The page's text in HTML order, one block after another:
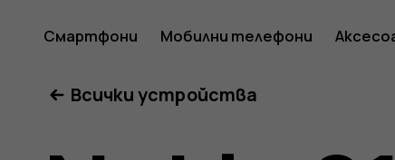
Смартфони Мобилни телефони
Всички устройства